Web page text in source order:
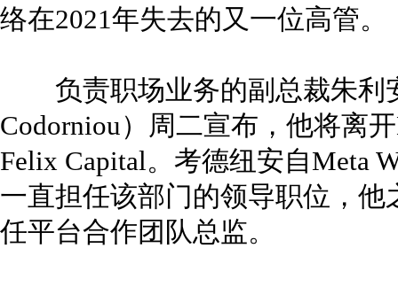
络在2021年失去的又一位高管。
负责职场业务的副总裁朱利
Codorniou）周二宣布，他将离
Felix Capital。考德纽安自Meta
一直担任该部门的领导职位，
任平台合作团队总监。